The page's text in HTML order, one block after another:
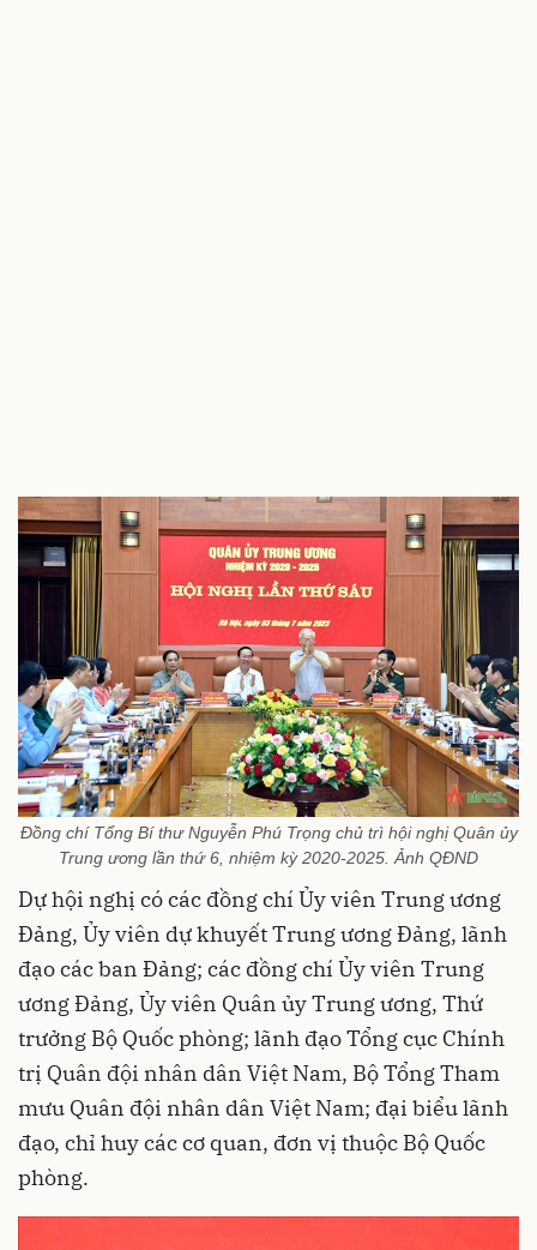
Đồng chí Tổng Bí thư Nguyễn Phú Trọng chủ trì hội nghị Quân ủy
Trung ương lần thứ 6, nhiệm kỳ 2020-2025. Ảnh QĐND
Dự hội nghị có các đồng chí Ủy viên Trung ương
Đảng, Ủy viên dự khuyết Trung ương Đảng, lãnh
đạo các ban Đảng; các đồng chí Ủy viên Trung
ương Đảng, Ủy viên Quân ủy Trung ương, Thứ
trưởng Bộ Quốc phòng; lãnh đạo Tổng cục Chính
trị Quân đội nhân dân Việt Nam, Bộ Tổng Tham
mưu Quân đội nhân dân Việt Nam; đại biểu lãnh
đạo, chỉ huy các cơ quan, đơn vị thuộc Bộ Quốc
phòng.